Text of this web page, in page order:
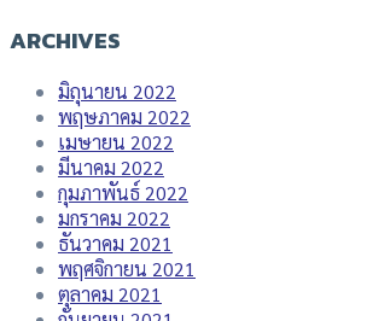
ARCHIVES
มิถุนายน 2022
พฤษภาคม 2022
เมษายน 2022
มีนาคม 2022
กุมภาพันธ์ 2022
มกราคม 2022
ธันวาคม 2021
พฤศจิกายน 2021
ตุลาคม 2021